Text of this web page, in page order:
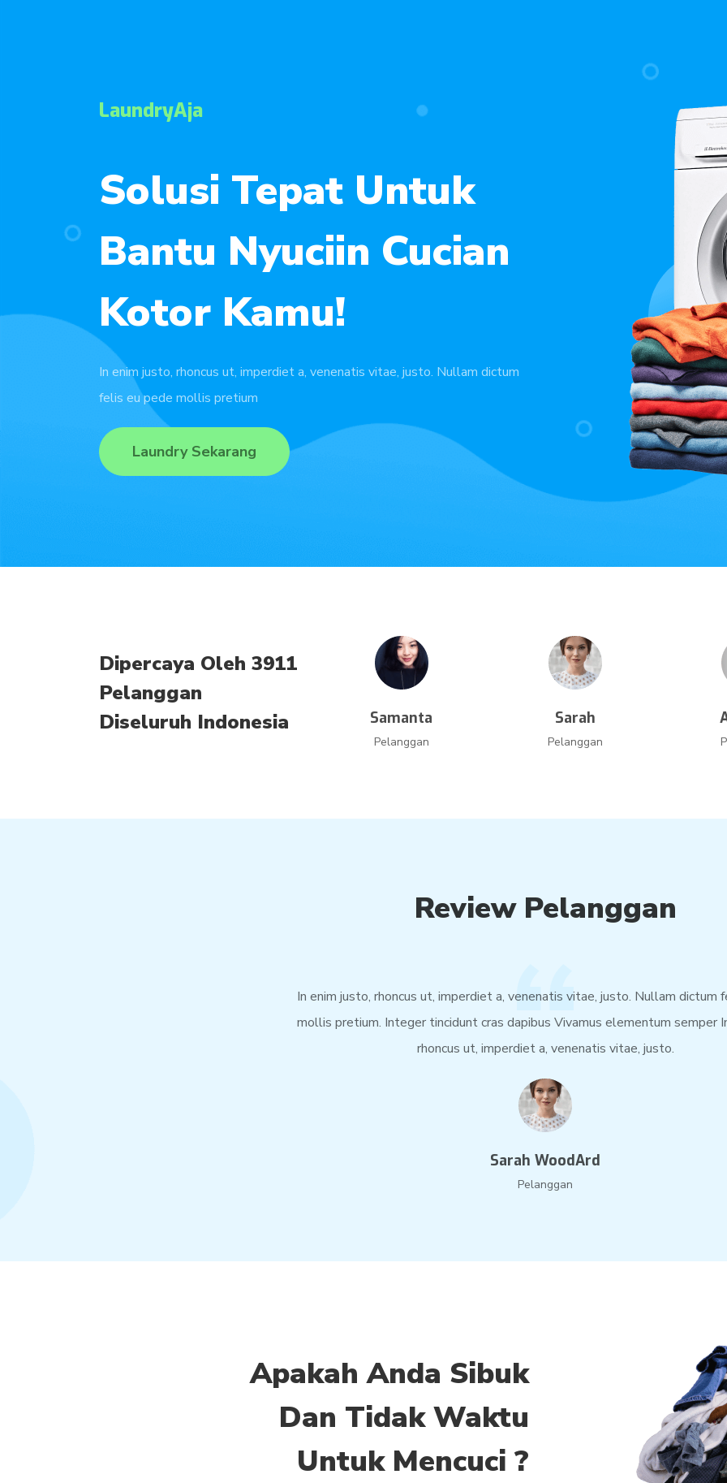
LaundryAja
Solusi Tepat Untuk
Bantu Nyuciin Cucian
Kotor Kamu!
In enim justo, rhoncus ut, imperdiet a, venenatis vitae, justo. Nullam dictum
felis eu pede mollis pretium
Laundry Sekarang
Dipercaya Oleh 3911
Pelanggan
Diseluruh Indonesia
Samanta
Pelanggan
Sarah
Pelanggan
Review Pelanggan
In enim justo, rhoncus ut, imperdiet a, venenatis vitae, justo. Nullam dictum
mollis pretium. Integer tincidunt cras dapibus Vivamus elementum semper
rhoncus ut, imperdiet a, venenatis vitae, justo.
Sarah WoodArd
Pelanggan
Apakah Anda Sibuk
Dan Tidak Waktu
Untuk Mencuci ?